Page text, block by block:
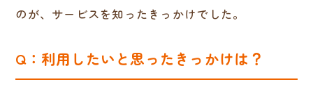
のが、サービスを知ったきっかけでした。
Q：利用したいと思ったきっかけは？